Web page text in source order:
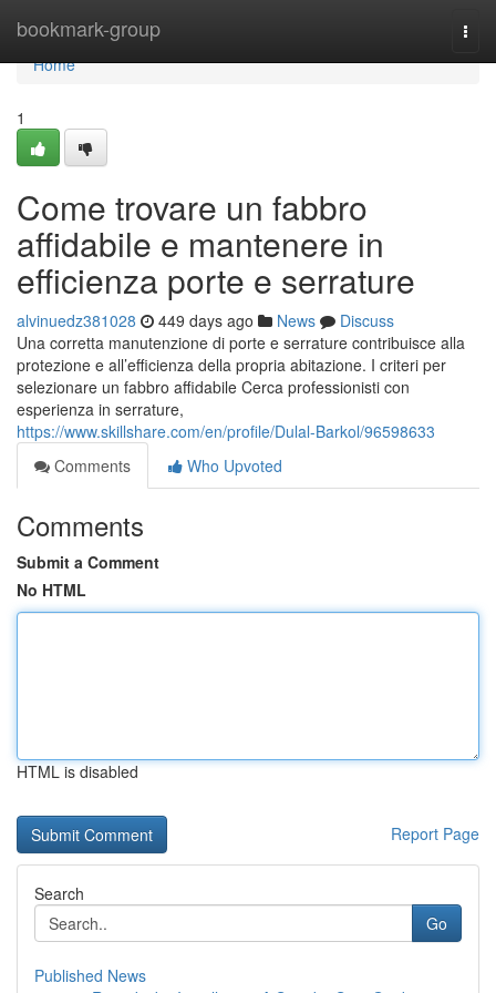
bookmark-group
Home
Home
1
Come trovare un fabbro
affidabile e mantenere in
efficienza porte e serrature
alvinuedz381028 449 days ago News
Discuss
Una corretta manutenzione di porte e serrature contribuisce alla
protezione e all’efficienza della propria abitazione. I criteri per
selezionare un fabbro affidabile Cerca professionisti con
esperienza in serrature,
https://www.skillshare.com/en/profile/Dulal-Barkol/96598633
Comments
Who Upvoted
Comments
Submit a Comment
No HTML
HTML is disabled
Report Page
Search
Go
Published News